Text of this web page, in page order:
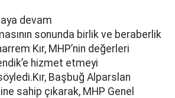
devam
sonunda birlik ve beraberlik
Kır, MHP’nin değerleri
hizmet etmeyi
Başbuğ Alparslan
sahip çıkarak, MHP Genel